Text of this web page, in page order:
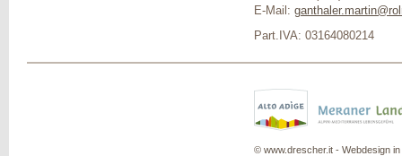
E-Mail:
Part.IVA: 03164080214
© www.drescher.it - Webdesign in